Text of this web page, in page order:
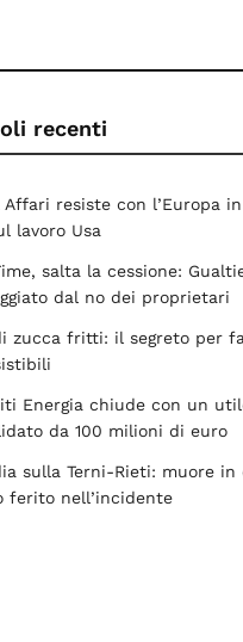
recenti
Affari resiste con l’Europa
lavoro Usa
salta la cessione:
dal no dei proprietari
zucca fritti: il segreto per
Energia chiude con un
da 100 milioni di euro
sulla Terni-Rieti: muore in
ferito nell’incidente